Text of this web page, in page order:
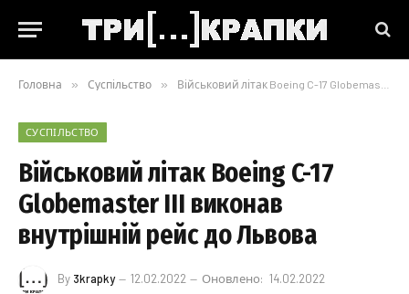
Головна » Суспільство » Військовий літак Boeing C-17 Globemaster III виконав внутрішній рейс до Львова
СУСПІЛЬСТВО
Військовий літак Boeing C-17
Globemaster III виконав
внутрішній рейс до Львова
By 3krapky 12.02.2022 Оновлено: 14.02.2022